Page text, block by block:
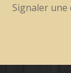
Signaler